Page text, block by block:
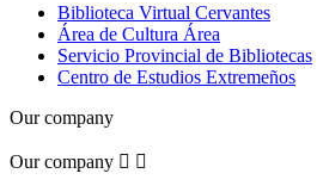
Biblioteca Virtual Cervantes
Área de Cultura Área
Servicio Provincial de Bibliotecas
Centro de Estudios Extremeños
Our company
Our company  